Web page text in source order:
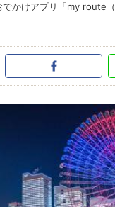
でかけアプリ「my route